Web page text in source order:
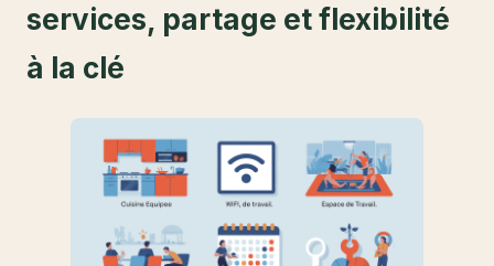
services, partage et flexibilité
à la clé